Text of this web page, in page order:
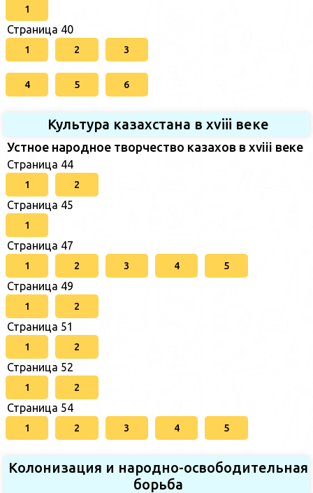
1
Страница 40
1 2 3
4 5 6
Культура казахстана в xviii веке
Устное народное творчество казахов в xviii веке
Страница 44
1 2
Страница 45
1
Страница 47
1 2 3 4 5
Страница 49
1 2
Страница 51
1 2
Страница 52
1 2
Страница 54
1 2 3 4 5
Колонизация и народно-освободительная
борьба